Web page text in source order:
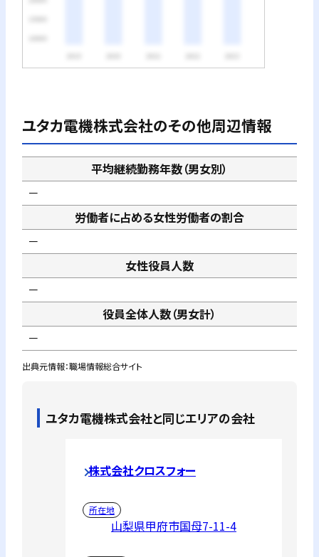
ユタカ電機株式会社のその他周辺情報
平均継続勤務年数（男女別）
－
労働者に占める女性労働者の割合
－
女性役員人数
－
役員全体人数（男女計）
－
出典元情報：職場情報総合サイト
ユタカ電機株式会社と同じエリアの会社
株式会社クロスフォー
所在地
山梨県甲府市国母7-11-4